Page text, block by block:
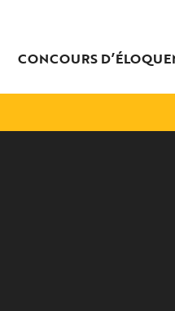
CONCOURS